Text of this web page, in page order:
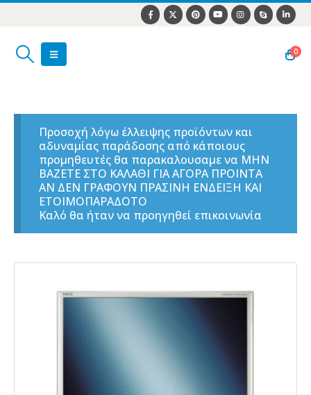
0
Προσοχή λόγω έλλειψης προϊόντων και
αδυναμίας παράδοσης από κάποιους
προμηθευτές θα παρακαλουσαμε να ΜΗΝ
ΒΑΖΕΤΕ ΣΤΟ ΚΑΛΑΘΙ ΓΙΑ ΑΓΟΡΑ ΠΡΟΙΝΤΑ
ΑΝ ΔΕΝ ΓΡΑΦΟΥΝ ΠΡΑΣΙΝΗ ΕΝΔΕΙΞΗ ΚΑΙ
ΕΤΟΙΜΟΠΑΡΑΔΟΤΟ
Καλό θα ήταν να προηγηθεί επικοινωνία